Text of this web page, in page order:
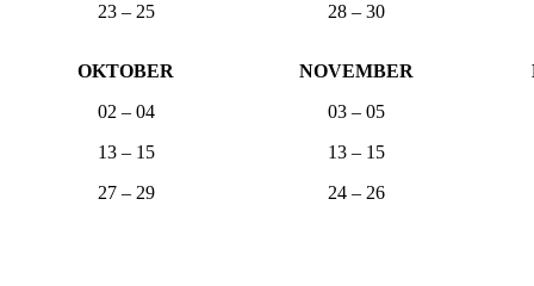
23 – 25
28 – 30
OKTOBER NOVEMBER
02 – 04
03 – 05
13 – 15
13 – 15
27 – 29
24 – 26